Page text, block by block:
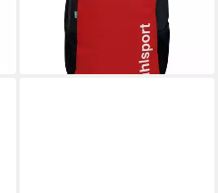
18,99 €
lieferbar - in 2-3 Werktagen bei dir